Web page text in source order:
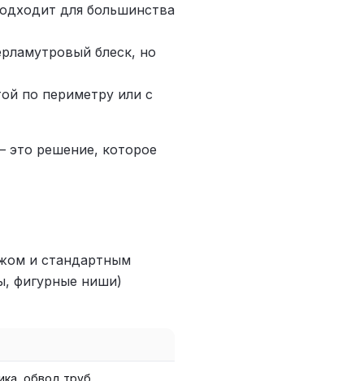
для большинства
блеск, но
по периметру или с
это решение, которое
и стандартным
фигурные ниши)
обвод труб